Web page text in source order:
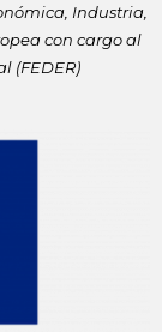
Industria,
con cargo al
(FEDER)